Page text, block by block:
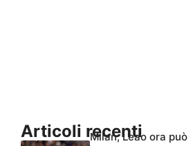
Articoli recenti
Milan, Leao ora può